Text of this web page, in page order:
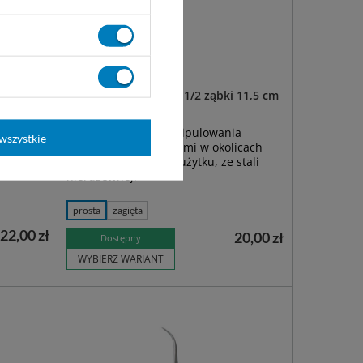
22,00 zł
Pinceta okulistyczna 1/2 ząbki 11,5 cm
Pęseta oczna do manipulowania
delikatnymi strukturami w okolicach
oczu. Wielokrotnego użytku, ze stali
nierdzewnej.
prosta zagięta
Dostępny
WYBIERZ WARIANT
20,00 zł